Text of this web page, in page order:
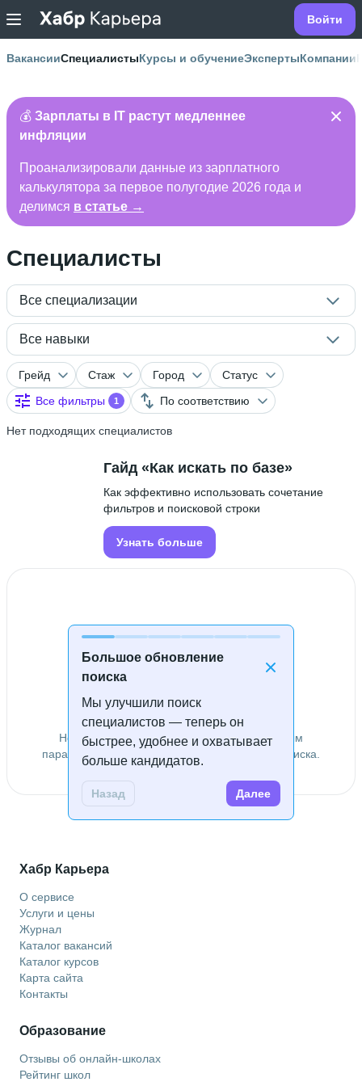
Войти
ВакансииСпециалистыКурсы и обучениеЭкспертыКомпании
💰 Зарплаты в IT растут медленнее
инфляции
Проанализировали данные из зарплатного
калькулятора за первое полугодие 2026 года и
делимся в статье →
Специалисты
Все специализации
Все навыки
Грейд Стаж Город
Статус
Все фильтры
1 По соответствию
Нет подходящих специалистов
Большое обновление
поиска
Мы улучшили поиск
специалистов — теперь он
быстрее, удобнее и охватывает
больше кандидатов.
Назад Далее
Гайд «Как искать по базе»
Как эффективно использовать сочетание
фильтров и поисковой строки
Узнать больше
Специалисты не найдены
Не удалось найти специалистов по заданным
параметрам. Попробуйте изменить условия поиска.
Хабр Карьера
О сервисе
Услуги и цены
Журнал
Каталог вакансий
Каталог курсов
Карта сайта
Контакты
Образование
Отзывы об онлайн-школах
Рейтинг школ